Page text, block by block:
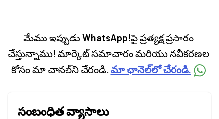
categories.
మేము ఇప్పుడుWhatsApp!పై ప్రత్యక్ష ప్రసారం
చేస్తున్నాము! మార్కెట్ సమాచారం మరియు నవీకరణల
కోసం మా చానల్‌ని చేరండి. మా ఛానెల్‌లో చేరండి.
సంబంధిత వ్యాసాలు